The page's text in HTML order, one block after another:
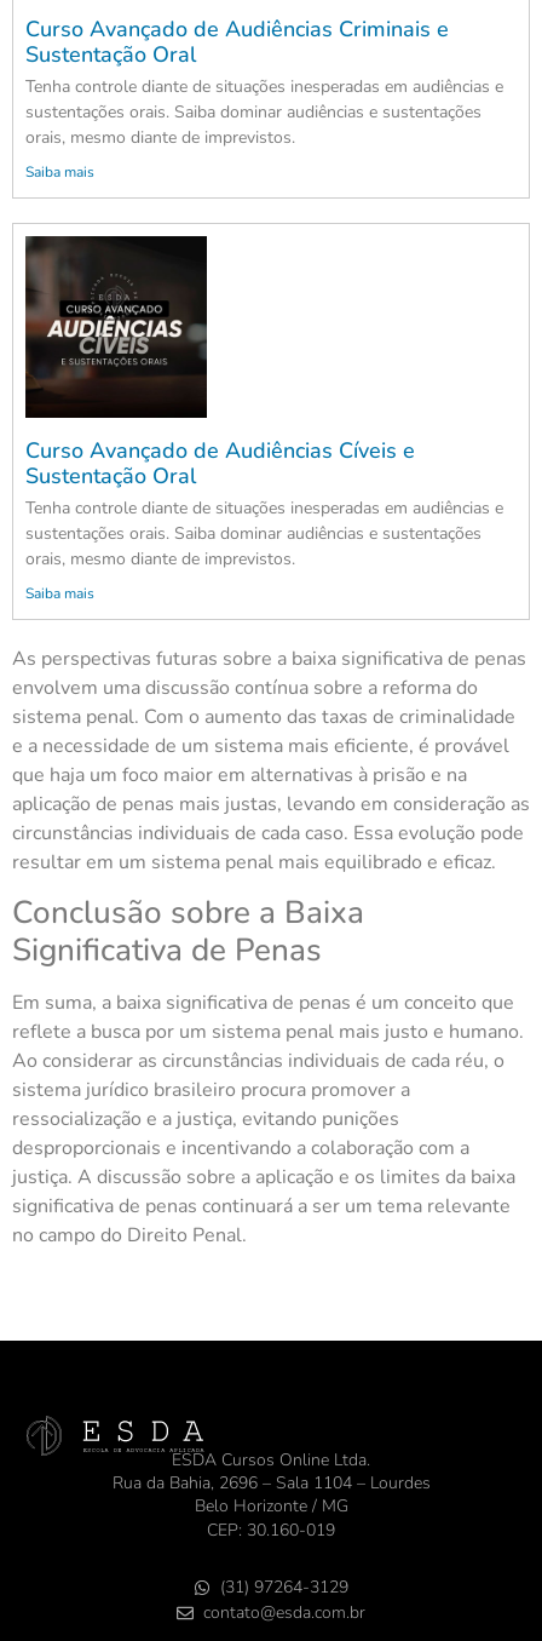
Curso Avançado de Audiências Criminais e
Sustentação Oral
Tenha controle diante de situações inesperadas em audiências e
sustentações orais. Saiba dominar audiências e sustentações
orais, mesmo diante de imprevistos.
Saiba mais
Curso Avançado de Audiências Cíveis e
Sustentação Oral
Tenha controle diante de situações inesperadas em audiências e
sustentações orais. Saiba dominar audiências e sustentações
orais, mesmo diante de imprevistos.
Saiba mais
As perspectivas futuras sobre a baixa significativa de penas
envolvem uma discussão contínua sobre a reforma do
sistema penal. Com o aumento das taxas de criminalidade
e a necessidade de um sistema mais eficiente, é provável
que haja um foco maior em alternativas à prisão e na
aplicação de penas mais justas, levando em consideração as
circunstâncias individuais de cada caso. Essa evolução pode
resultar em um sistema penal mais equilibrado e eficaz.
Conclusão sobre a Baixa
Significativa de Penas
Em suma, a baixa significativa de penas é um conceito que
reflete a busca por um sistema penal mais justo e humano.
Ao considerar as circunstâncias individuais de cada réu, o
sistema jurídico brasileiro procura promover a
ressocialização e a justiça, evitando punições
desproporcionais e incentivando a colaboração com a
justiça. A discussão sobre a aplicação e os limites da baixa
significativa de penas continuará a ser um tema relevante
no campo do Direito Penal.
ESDA Cursos Online Ltda.
Rua da Bahia, 2696 – Sala 1104 – Lourdes
Belo Horizonte / MG
CEP: 30.160-019
(31) 97264-3129
contato@esda.com.br